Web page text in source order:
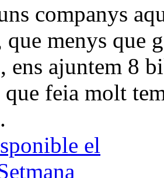
companys
que menys que
ens ajuntem 8
que feia molt